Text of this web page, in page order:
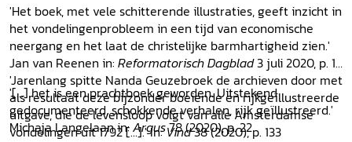
Literatuur
Illustratieverantwoording
'Het boek, met vele schitterende illustraties, geeft inzicht in
het vondelingenprobleem in een tijd van economische
neergang en het laat de christelijke barmhartigheid zien.'
Jan van Reenen in: Reformatorisch Dagblad3 juli 2020, p. 12
'Jarenlang spitte Nanda Geuzebroek de archieven door met
als resultaat deze bijzonder boeiende en rijkgeïllustreerde
uitgave, die de levensloop volgt van alle Amsterdamse
vondelingen uit 1792 [...].' In:Vind38 (2020), p. 133
'[...] het is een prachtboek geworden. Uitstekend
gedocumenteerd, schokkende verhalen, rijk geïllustreerd.'
Michaja Langelaan in:Argus78 (2020), p. 22